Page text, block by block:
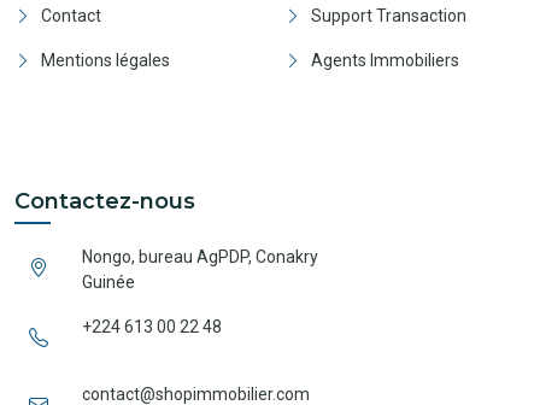
Contact
Mentions légales
Support Transaction
Agents Immobiliers
Contactez-nous
Nongo, bureau AgPDP, Conakry
Guinée
+224 613 00 22 48
contact@shopimmobilier.com